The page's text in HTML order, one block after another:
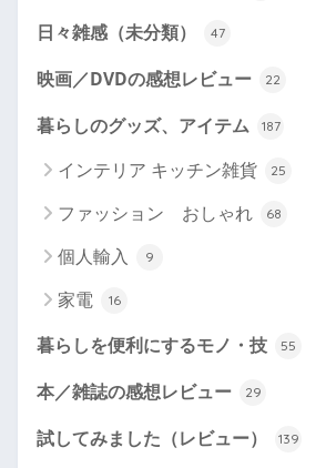
日々雑感（未分類） 47
映画／DVDの感想レビュー 22
暮らしのグッズ、アイテム 187
インテリア キッチン雑貨 25
ファッション おしゃれ 68
個人輸入 9
家電 16
暮らしを便利にするモノ・技 55
本／雑誌の感想レビュー 29
試してみました（レビュー） 139